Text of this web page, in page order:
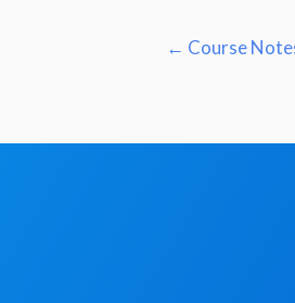
← Course